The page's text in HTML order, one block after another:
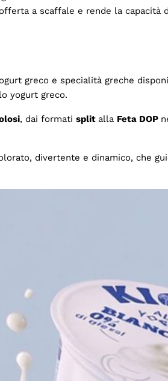
a scaffale e rende la capacità
greco e specialità greche
yogurt greco.
, dai formati split alla Feta DOP
divertente e dinamico, che